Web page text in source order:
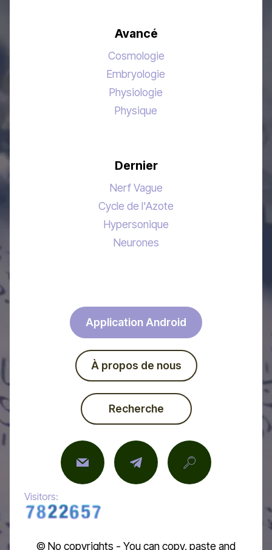
Avancé
Cosmologie
Embryologie
Physiologie
Physique
Dernier
Nerf Vague
Cycle de l'Azote
Hypersonique
Neurones
Application Android
À propos de nous
Recherche
Visitors:
© No copyrights - You can copy, paste and